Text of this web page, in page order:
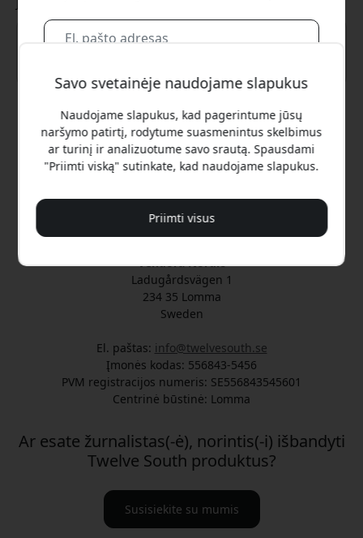
Siųsti
Oficialus Twelve South® distributorius
Ladugårdsvägen 1
234 35 Lomma
Sweden
El. paštas: info@twelvesouth.se
Įmonės kodas: 556843-5456
PVM registracijos numeris: SE556843545601
Centrinė būstinė: Lomma
Ar esate žurnalistas(-ė), norintis(-i) išbandyti
Twelve South produktus?
Susisiekite su mumis
Savo svetainėje naudojame slapukus
Naudojame slapukus, kad pagerintume jūsų
naršymo patirtį, rodytume suasmenintus skelbimus
ar turinį ir analizuotume savo srautą. Spausdami
"Priimti viską" sutinkate, kad naudojame slapukus.
Priimti visus
Taip, noriu 20% nuolaidos
Mes jums niekada nesiųsime brukalo. Užsiregistruodami
sutinkate gauti retkarčiais siunčiamus rinkodaros laiškus,
edukacines serijas ir specialius pasiūlymus.
Ne, aš verčiau mokėčiau visą kainą.